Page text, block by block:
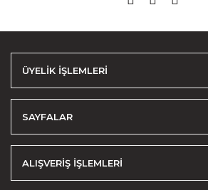
ÜYELİK İŞLEMLERİ
SAYFALAR
ALIŞVERİŞ İŞLEMLERİ